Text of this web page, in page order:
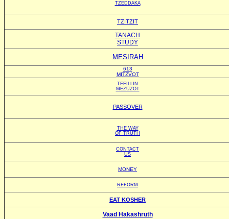
TZEDDAKA
TZITZIT
TANACH
STUDY
MESIRAH
613
MITZVOT
TEFILLIN
MEZUZOT
PASSOVER
THE WAY
OF TRUTH
CONTACT
US
MONEY
REFORM
EAT KOSHER
Vaad Hakashruth